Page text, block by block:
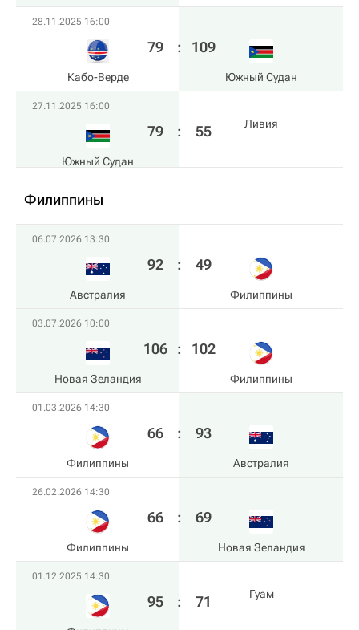
28.11.2025 16:00
Кабо-Верде
79 : 109
Южный Судан
27.11.2025 16:00
Южный Судан
79 : 55 Ливия
Филиппины
06.07.2026 13:30
Австралия
92 : 49
Филиппины
03.07.2026 10:00
Новая Зеландия
106 : 102
Филиппины
01.03.2026 14:30
Филиппины
66 : 93
Австралия
26.02.2026 14:30
Филиппины
66 : 69
Новая Зеландия
01.12.2025 14:30
95 : 71 Гуам